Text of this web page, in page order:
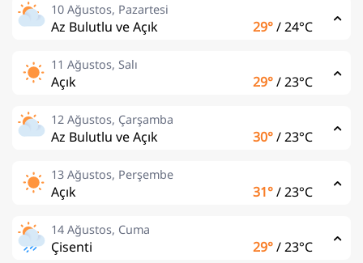
10 Ağustos, Pazartesi
Az Bulutlu ve Açık 29°/24°C
11 Ağustos, Salı
Açık 29°/23°C
12 Ağustos, Çarşamba
Az Bulutlu ve Açık 30°/23°C
13 Ağustos, Perşembe
Açık 31°/23°C
14 Ağustos, Cuma
Çisenti 29°/23°C